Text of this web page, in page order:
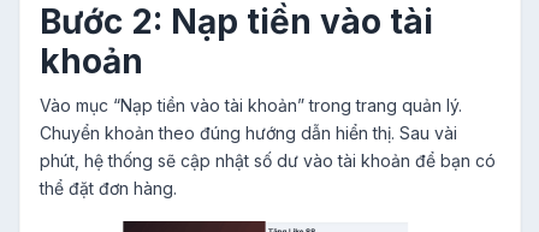
Bước 2: Nạp tiền vào tài
khoản
Vào mục “Nạp tiền vào tài khoản” trong trang quản lý.
Chuyển khoản theo đúng hướng dẫn hiển thị. Sau vài
phút, hệ thống sẽ cập nhật số dư vào tài khoản để bạn có
thể đặt đơn hàng.